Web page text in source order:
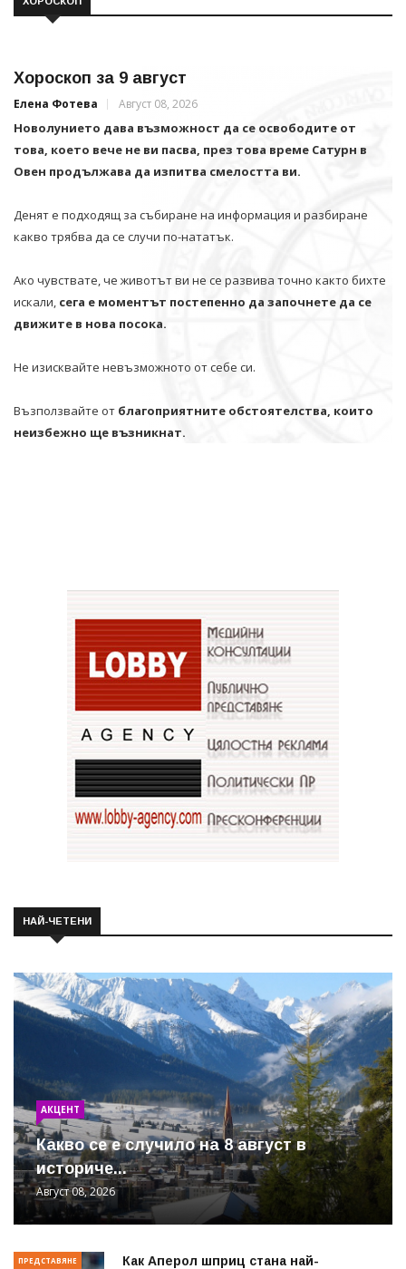
Хороскоп за 9 август
Елена Фотева Август 08, 2026
Новолунието дава възможност да се освободите от
това, което вече не ви пасва, през това време Сатурн в
Овен продължава да изпитва смелостта ви.
Денят е подходящ за събиране на информация и разбиране
какво трябва да се случи по-нататък.
Ако чувствате, че животът ви не се развива точно както бихте
искали, сега е моментът постепенно да започнете да се
движите в нова посока.
Не изисквайте невъзможното от себе си.
Възползвайте от благоприятните обстоятелства, които
неизбежно ще възникнат.
НАЙ-ЧЕТЕНИ
АКЦЕНТ
Какво се е случило на 8 август в
историче...
Август 08, 2026
ПРЕДСТАВЯНЕ
Как Аперол шприц стана най-